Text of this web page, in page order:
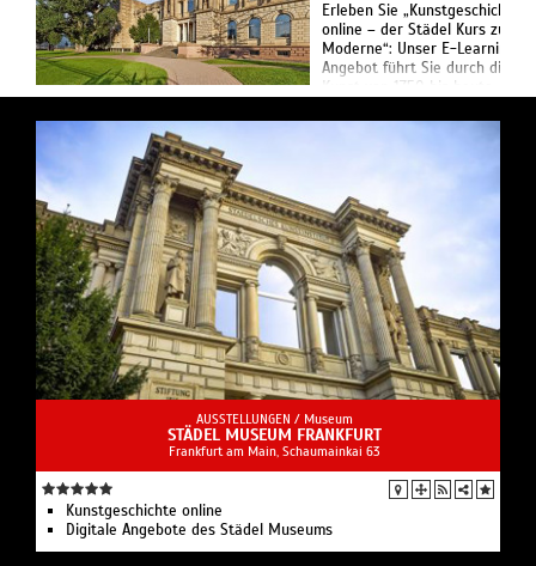
Erleben Sie „Kunstgeschichte
online – der Städel Kurs zur
Moderne“: Unser E-Learning-
Angebot führt Sie durch die
Kunst von 1750 bis heute –
abwechslungsreich. Nominiert
AUSSTELLUNGEN / Museum
STÄDEL MUSEUM FRANKFURT
Frankfurt am Main, Schaumainkai 63
Kunstgeschichte online
Digitale Angebote des Städel Museums